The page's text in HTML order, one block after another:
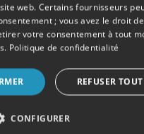
web. Certains fournisseurs
; vous avez le droit
votre consentement à tout
. Politique de confidentialité
REFUSER TOUT
CONFIGURER